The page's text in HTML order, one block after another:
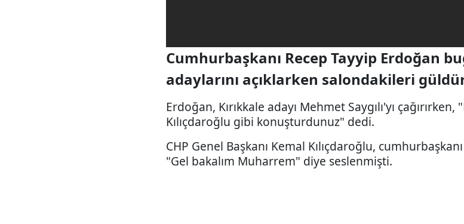
Cumhurbaşkanı Recep Tayyip Erdoğan
adaylarını açıklarken salondakileri
Erdoğan, Kırıkkale adayı Mehmet Saygılı'yı
Kılıçdaroğlu gibi konuşturdunuz" dedi.
CHP Genel Başkanı Kemal Kılıçdaroğlu,
"Gel bakalım Muharrem" diye seslenmişti.